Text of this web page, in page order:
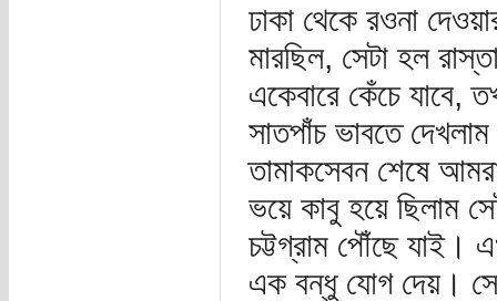
ঢাকা থেকে রওনা
মারছিল, সেটা হল
একেবারে কেঁচে যাবে,
সাতপাঁচ ভাবতে
তামাকসেবন শেষে
ভয়ে কাবু হয়ে ছিলাম
চট্টগ্রাম পৌঁছে যাই।
এক বন্ধু যোগ দেয়। সে